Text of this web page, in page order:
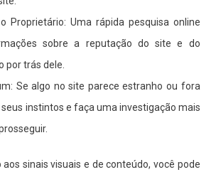
Proprietário: Uma rápida pesquisa online
sobre a reputação do site e do
por trás dele.
Se algo no site parece estranho ou fora
seus instintos e faça uma investigação mais
sinais visuais e de conteúdo, você pode